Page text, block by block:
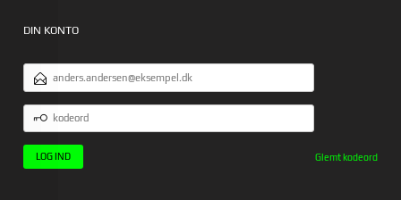
DIN KONTO
EMAILADRESSE
KODEORD
Glemt kodeord